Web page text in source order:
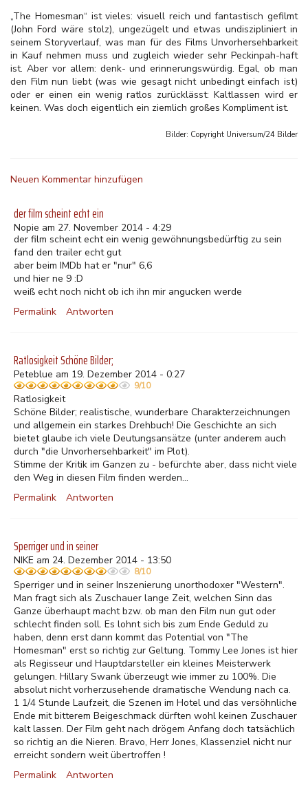
„The Homesman“ ist vieles: visuell reich und fantastisch gefilmt
(John Ford wäre stolz), ungezügelt und etwas undiszipliniert in
seinem Storyverlauf, was man für des Films Unvorhersehbarkeit
in Kauf nehmen muss und zugleich wieder sehr Peckinpah-haft
ist. Aber vor allem: denk- und erinnerungswürdig. Egal, ob man
den Film nun liebt (was wie gesagt nicht unbedingt einfach ist)
oder er einen ein wenig ratlos zurücklässt: Kaltlassen wird er
keinen. Was doch eigentlich ein ziemlich großes Kompliment ist.
Bilder: Copyright Universum/24 Bilder
Neuen Kommentar hinzufügen
der film scheint echt ein
Nopie am 27. November 2014 - 4:29
der film scheint echt ein wenig gewöhnungsbedürftig zu sein
fand den trailer echt gut
aber beim IMDb hat er "nur" 6,6
und hier ne 9 :D
weiß echt noch nicht ob ich ihn mir angucken werde
Permalink
Antworten
Ratlosigkeit Schöne Bilder;
Peteblue am 19. Dezember 2014 - 0:27
9/10
Ratlosigkeit
Schöne Bilder; realistische, wunderbare Charakterzeichnungen
und allgemein ein starkes Drehbuch! Die Geschichte an sich
bietet glaube ich viele Deutungsansätze (unter anderem auch
durch "die Unvorhersehbarkeit" im Plot).
Stimme der Kritik im Ganzen zu - befürchte aber, dass nicht viele
den Weg in diesen Film finden werden...
Permalink
Antworten
Sperriger und in seiner
NIKE am 24. Dezember 2014 - 13:50
8/10
Sperriger und in seiner Inszenierung unorthodoxer "Western".
Man fragt sich als Zuschauer lange Zeit, welchen Sinn das
Ganze überhaupt macht bzw. ob man den Film nun gut oder
schlecht finden soll. Es lohnt sich bis zum Ende Geduld zu
haben, denn erst dann kommt das Potential von "The
Homesman" erst so richtig zur Geltung. Tommy Lee Jones ist hier
als Regisseur und Hauptdarsteller ein kleines Meisterwerk
gelungen. Hillary Swank überzeugt wie immer zu 100%. Die
absolut nicht vorherzusehende dramatische Wendung nach ca.
1 1/4 Stunde Laufzeit, die Szenen im Hotel und das versöhnliche
Ende mit bitterem Beigeschmack dürften wohl keinen Zuschauer
kalt lassen. Der Film geht nach drögem Anfang doch tatsächlich
so richtig an die Nieren. Bravo, Herr Jones, Klassenziel nicht nur
erreicht sondern weit übertroffen !
Permalink
Antworten